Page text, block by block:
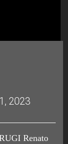
2023
Renato